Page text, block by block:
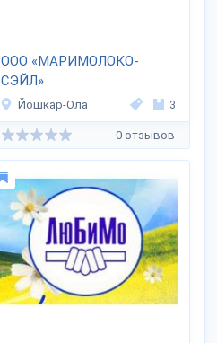
ООО «МАРИМОЛОКО-
СЭЙЛ»
Йошкар-Ола 3
0 отзывов